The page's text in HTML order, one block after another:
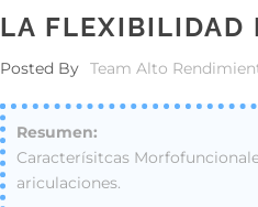
LA FLEXIBILIDAD
Posted By Team Alto
Caracterísitcas
ariculaciones.